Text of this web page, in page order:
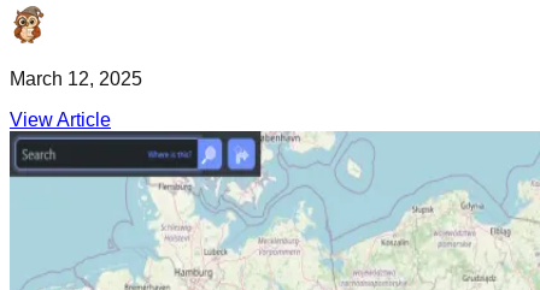
March 12, 2025
View Article